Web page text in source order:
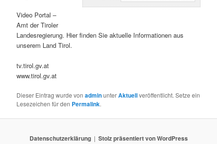
Video Portal –
Amt der Tiroler
Landesregierung. Hier finden Sie aktuelle Informationen aus
unserem Land Tirol.
tv.tirol.gv.at
www.tirol.gv.at
Dieser Eintrag wurde vonadminunterAktuellveröffentlicht. Setze ein
Lesezeichen für den Permalink.
Datenschutzerklärung Stolz präsentiert von WordPress